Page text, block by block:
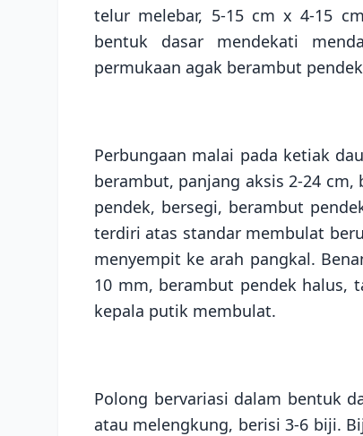
telur melebar, 5-15 cm x 4-15
bentuk dasar mendekati
permukaan agak berambut
Perbungaan malai pada ketiak
berambut, panjang aksis 2-24
pendek, bersegi, berambut
terdiri atas standar membulat
menyempit ke arah pangkal.
10 mm, berambut pendek halus,
kepala putik membulat.
Polong bervariasi dalam bentuk
atau melengkung, berisi 3-6 biji.